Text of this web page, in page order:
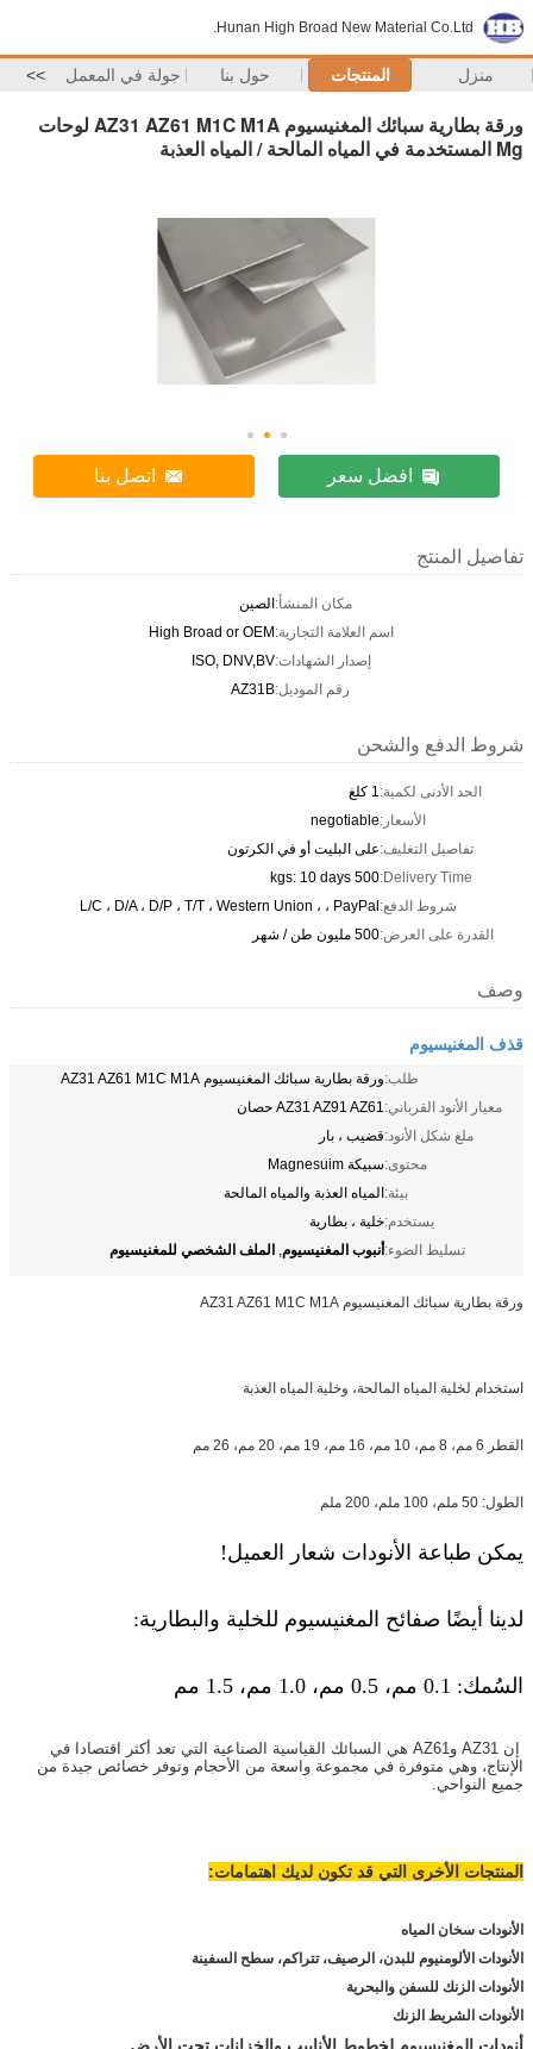
Hunan High Broad New Material Co.Ltd.
منزل المنتجات حول بنا جولة في المعمل >>
ورقة بطارية سبائك المغنيسيوم AZ31 AZ61 M1C M1A لوحات
Mg المستخدمة في المياه المالحة / المياه العذبة
افضل سعر اتصل بنا
تفاصيل المنتج
مكان المنشأ:الصين
اسم العلامة التجارية:High Broad or OEM
إصدار الشهادات:ISO, DNV,BV
رقم الموديل:AZ31B
شروط الدفع والشحن
الحد الأدنى لكمية:1 كلغ
الأسعار:negotiable
تفاصيل التغليف:على البليت أو في الكرتون
Delivery Time:
500 kgs: 10 days
شروط الدفع:L/C ، D/A ، D/P ، T/T ، Western Union ، ، PayPal
القدرة على العرض:500 مليون طن / شهر
وصف
قذف المغنيسيوم
طلب:ورقة بطارية سبائك المغنيسيوم AZ31 AZ61 M1C M1A
معيار الأنود القرباني:AZ31 AZ91 AZ61 حصان
ملغ شكل الأنود:قضيب ، بار
محتوى:سبيكة Magnesuim
بيئة:المياه العذبة والمياه المالحة
يستخدم:خلية ، بطارية
تسليط الضوء:أنبوب المغنيسيوم, الملف الشخصي للمغنيسيوم
ورقة بطارية سبائك المغنيسيوم AZ31 AZ61 M1C M1A
استخدام لخلية المياه المالحة، وخلية المياه العذبة
القطر 6 مم، 8 مم، 10 مم، 16 مم، 19 مم، 20 مم، 26 مم
الطول: 50 ملم، 100 ملم، 200 ملم
يمكن طباعة الأنودات شعار العميل!
لدينا أيضًا صفائح المغنيسيوم للخلية والبطارية:
السُمك: 0.1 مم، 0.5 مم، 1.0 مم، 1.5 مم
إن AZ31 وAZ61 هي السبائك القياسية الصناعية التي تعد أكثر اقتصادا في
الإنتاج، وهي متوفرة في مجموعة واسعة من الأحجام وتوفر خصائص جيدة من
جميع النواحي.
المنتجات الأخرى التي قد تكون لديك اهتمامات:
الأنودات سخان المياه
الأنودات الألومنيوم للبدن، الرصيف، تتراكم، سطح السفينة
الأنودات الزنك للسفن والبحرية
الأنودات الشريط الزنك